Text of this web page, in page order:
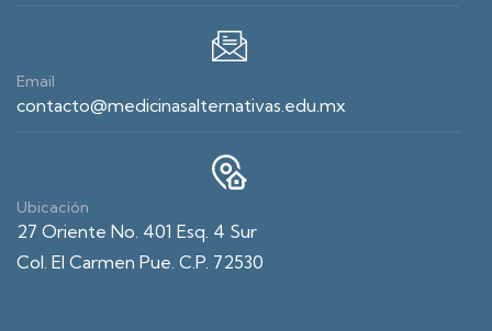
Email
contacto@medicinasalternativas.edu.mx
Ubicación
27 Oriente No. 401 Esq. 4 Sur
Col. El Carmen Pue. C.P. 72530